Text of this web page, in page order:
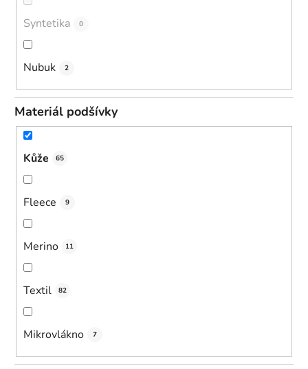
Syntetika 0
Nubuk 2
Materiál podšívky
Kůže 65
Fleece 9
Merino 11
Textil 82
Mikrovlákno 7